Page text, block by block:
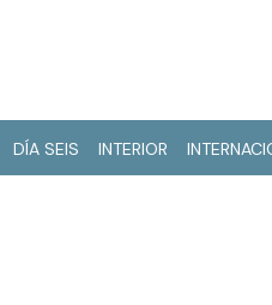
DÍA SEIS INTERIOR